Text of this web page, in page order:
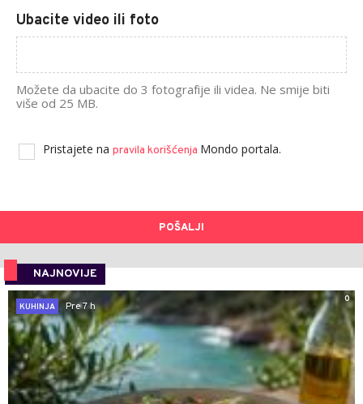
Ubacite video ili foto
Možete da ubacite do 3 fotografije ili videa. Ne smije biti
više od 25 MB.
Pristajete na pravila korišćenja Mondo portala.
POŠALJI
NAJNOVIJE
0
KUHINJA
Pre 7 h